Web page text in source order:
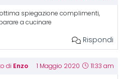
spiegazione complimenti,
a cucinare
Rispondi
di Enzo 1 Maggio 2020 11:33 am